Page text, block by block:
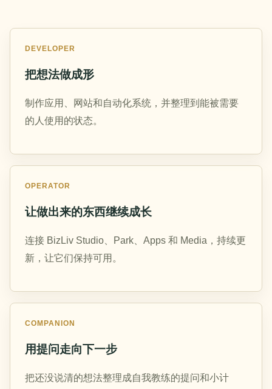
DEVELOPER
把想法做成形
制作应用、网站和自动化系统，并整理到能被需要
的人使用的状态。
OPERATOR
让做出来的东西继续成长
连接 BizLiv Studio、Park、Apps 和 Media，持续更
新，让它们保持可用。
COMPANION
用提问走向下一步
把还没说清的想法整理成自我教练的提问和小计